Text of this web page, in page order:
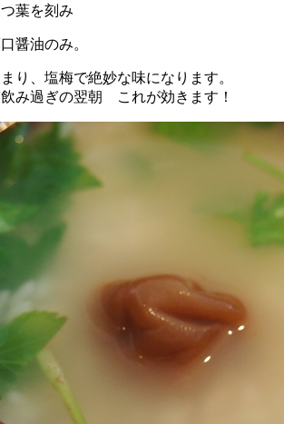
葉を刻み
醤油のみ。
り、塩梅で絶妙な味になります。
み過ぎの翌朝 これが効きます！